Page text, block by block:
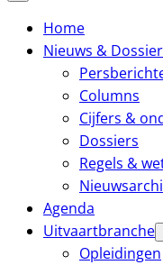
Home
Nieuws &
Columns
Cijfers &
Dossiers
Regels &
Agenda
Uitvaartbranche
Opleidingen